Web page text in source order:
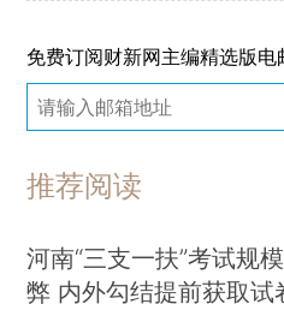
免费订阅财新网主编精选版电
推荐阅读
河南“三支一扶”考试规
弊 内外勾结提前获取试